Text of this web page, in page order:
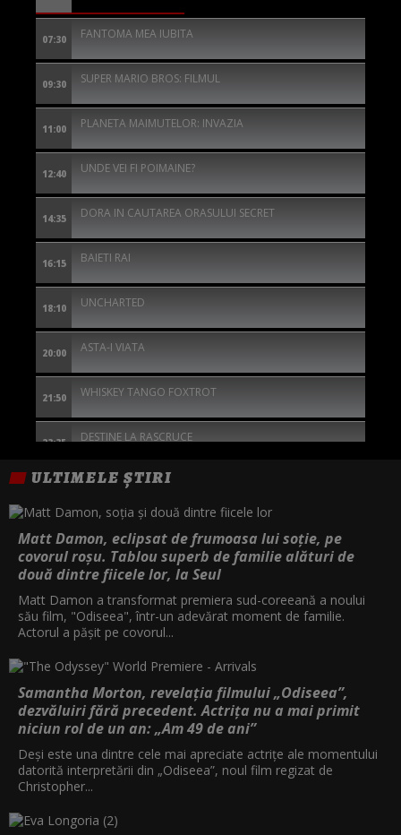
07:30 FANTOMA MEA IUBITA
09:30 SUPER MARIO BROS: FILMUL
11:00 PLANETA MAIMUTELOR: INVAZIA
12:40 UNDE VEI FI POIMAINE?
14:35 DORA IN CAUTAREA ORASULUI SECRET
16:15 BAIETI RAI
18:10 UNCHARTED
20:00 ASTA-I VIATA
21:50 WHISKEY TANGO FOXTROT
23:35 DESTINE LA RASCRUCE
1992
02:55
04:30 BARRON'S COVE - RAZBUNAREA
ULTIMELE ȘTIRI
Matt Damon, eclipsat de frumoasa lui soție, pe
covorul roșu. Tablou superb de familie alături de
două dintre fiicele lor, la Seul
Matt Damon a transformat premiera sud-coreeană a noului
său film, "Odiseea", într-un adevărat moment de familie.
Actorul a pășit pe covorul...
Samantha Morton, revelația filmului „Odiseea”,
dezvăluiri fără precedent. Actrița nu a mai primit
niciun rol de un an: „Am 49 de ani”
Deși este una dintre cele mai apreciate actrițe ale momentului
datorită interpretării din „Odiseea”, noul film regizat de
Christopher...